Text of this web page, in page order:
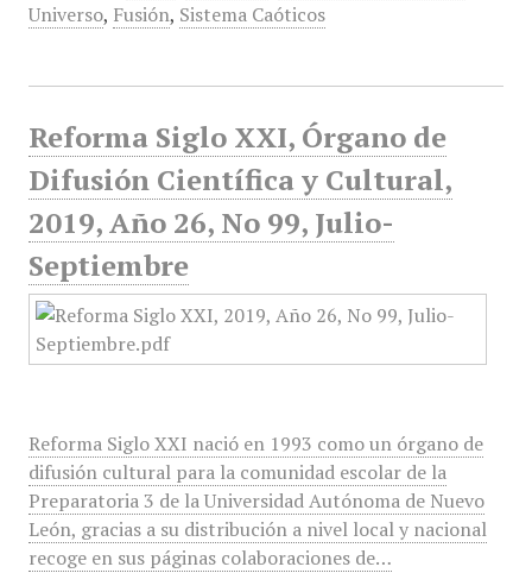
Universo, Fusión, Sistema Caóticos
Reforma Siglo XXI, Órgano de
Difusión Científica y Cultural,
2019, Año 26, No 99, Julio-
Septiembre
Reforma Siglo XXI nació en 1993 como un órgano de
difusión cultural para la comunidad escolar de la
Preparatoria 3 de la Universidad Autónoma de Nuevo
León, gracias a su distribución a nivel local y nacional
recoge en sus páginas colaboraciones de…